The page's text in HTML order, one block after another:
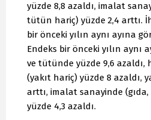
yüzde 8,8 azaldı, imalat
tütün hariç) yüzde 2,4 arttı.
bir önceki yılın aynı ayına
Endeks bir önceki yılın aynı
ve tütünde yüzde 9,6 azaldı,
(yakıt hariç) yüzde 8 azaldı,
arttı, imalat sanayinde
yüzde 4,3 azaldı.